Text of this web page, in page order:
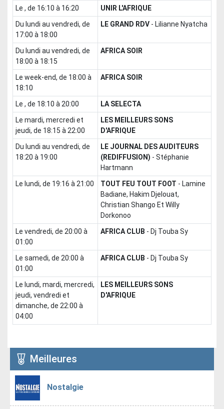
le , de 16:10 à 16:20
UNIR L'AFRIQUE
du lundi au vendredi, de
17:00 à 18:00
LE GRAND RDV - Lilianne Nyatcha
du lundi au vendredi, de
18:00 à 18:15
AFRICA SOIR
le week-end, de 18:00 à
18:10
AFRICA SOIR
le , de 18:10 à 20:00
LA SELECTA
le mardi, mercredi et
jeudi, de 18:15 à 22:00
LES MEILLEURS SONS
D'AFRIQUE
du lundi au vendredi, de
18:20 à 19:00
LE JOURNAL DES AUDITEURS
(REDIFFUSION) - Stéphanie
Hartmann
le lundi, de 19:16 à 21:00
TOUT FEU TOUT FOOT - Lamine
Badiane, Hakim Djelouat,
Christian Shango Et Willy
Dorkonoo
le vendredi, de 20:00 à
01:00
AFRICA CLUB - Dj Touba Sy
le samedi, de 20:00 à
01:00
AFRICA CLUB - Dj Touba Sy
le lundi, mardi, mercredi,
jeudi, vendredi et
dimanche, de 22:00 à
04:00
LES MEILLEURS SONS
D'AFRIQUE
Meilleures
Nostalgie